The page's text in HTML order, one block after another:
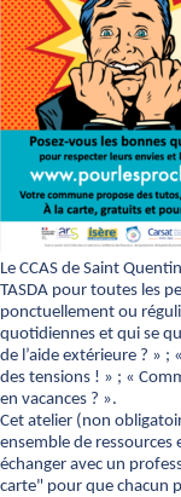
Le CCAS de Saint
TASDA pour toutes les
ponctuellement ou
quotidiennes et qui se
de l’aide extérieure ? » ;
des tensions ! » ; «
en vacances ? ».
Cet atelier (non
ensemble de
échanger avec un
carte" pour que chacun